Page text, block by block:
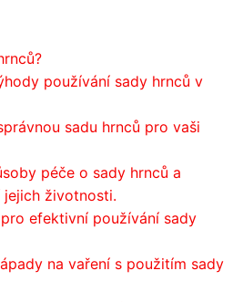
používání sady hrnců v
sadu hrnců pro vaši
péče o sady hrnců a
jejich životnosti.
efektivní používání sady
na vaření s použitím sady